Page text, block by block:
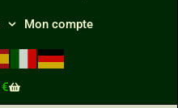
Mon compte
€